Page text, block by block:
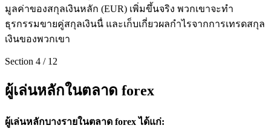
มูลค่าของสกุลเงินหลัก (EUR) เพิ่มขึ้นจริง พวกเขาจะทำ
ธุรกรรมขายคู่สกุลเงินนื่ และเก็บเกี่ยวผลกำไรจากการเทรดสกุล
เงินของพวกเขา
Section 4 / 12
ผู้เล่นหลักในตลาด forex
ผู้เล่นหลักบางรายในตลาด forexได้แก่: